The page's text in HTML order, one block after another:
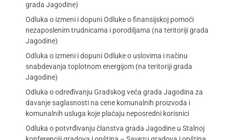
grada Jagodine)
Odluka o izmeni i dopuni Odluke o finansijskoj pomoći
nezaposlenim trudnicama i porodiljama (na teritoriji grada
Jagodine)
Odluka o izmeni i dopuni Odluke o uslovima i načinu
snabdevanja toplotnom energijom (na teritoriji grada
Jagodine)
Odluka o određivanju Gradskog veća grada Jagodina za
davanje saglasnosti na cene komunalnih proizvoda i
komunalnih usluga koje plaćaju neposredni korisnici
Odluka o potvrđivanju članstva grada Jagodine u Stalnoj